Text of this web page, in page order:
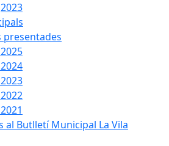
2023
presentades
al Butlletí Municipal La Vila